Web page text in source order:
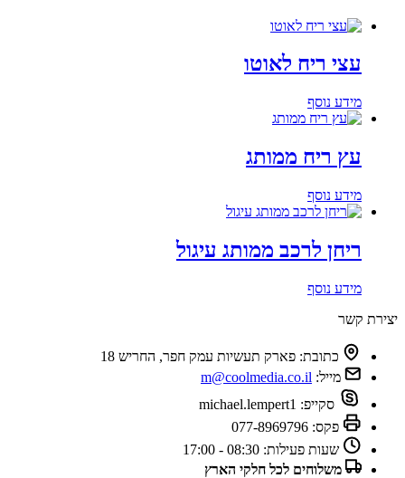
עצי ריח לאוטו
מידע נוסף
עץ ריח ממותג
מידע נוסף
ריחן לרכב ממותג עיגול
מידע נוסף
יצירת קשר
כתובת: פארק תעשיות עמק חפר, החריש 18
מייל: m@coolmedia.co.il
סקייפ: michael.lempert1
פקס: 077-8969796
שעות פעילות: 08:30 - 17:00
משלוחים לכל חלקי הארץ